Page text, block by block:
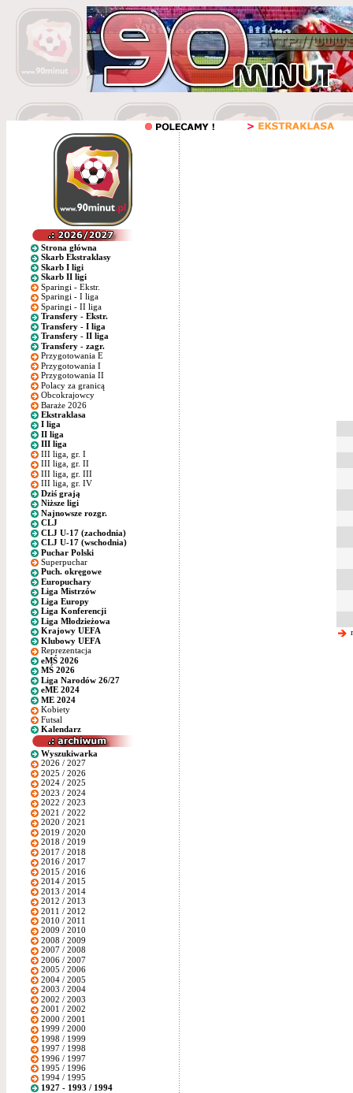
Strona główna
Skarb Ekstraklasy
Skarb I ligi
Skarb II ligi
Sparingi - Ekstr.
Sparingi - I liga
Sparingi - II liga
Transfery - Ekstr.
Transfery - I liga
Transfery - II liga
Transfery - zagr.
Przygotowania E
Przygotowania I
Przygotowania II
Polacy za granicą
Obcokrajowcy
Baraże 2026
Ekstraklasa
I liga
II liga
III liga
III liga, gr. I
III liga, gr. II
III liga, gr. III
III liga, gr. IV
Dziś grają
Niższe ligi
Najnowsze rozgr.
CLJ
CLJ U-17 (zachodnia)
CLJ U-17 (wschodnia)
Puchar Polski
Superpuchar
Puch. okręgowe
Europuchary
Liga Mistrzów
Liga Europy
Liga Konferencji
Liga Młodzieżowa
Krajowy UEFA
Klubowy UEFA
Reprezentacja
eMŚ 2026
MŚ 2026
Liga Narodów 26/27
eME 2024
ME 2024
Kobiety
Futsal
Kalendarz
Wyszukiwarka
2026 / 2027
2025 / 2026
2024 / 2025
2023 / 2024
2022 / 2023
2021 / 2022
2020 / 2021
2019 / 2020
2018 / 2019
2017 / 2018
2016 / 2017
2015 / 2016
2014 / 2015
2013 / 2014
2012 / 2013
2011 / 2012
2010 / 2011
2009 / 2010
2008 / 2009
2007 / 2008
2006 / 2007
2005 / 2006
2004 / 2005
2003 / 2004
2002 / 2003
2001 / 2002
2000 / 2001
1999 / 2000
1998 / 1999
1997 / 1998
1996 / 1997
1995 / 1996
1994 / 1995
1927 - 1993 / 1994